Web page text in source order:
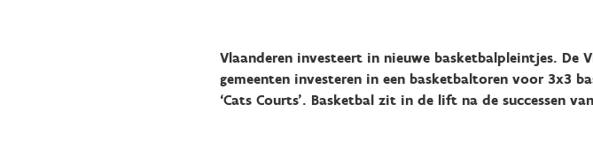
Vlaanderen investeert in nieuwe basketbalpleintjes. De
gemeenten investeren in een basketbaltoren voor 3x3
‘Cats Courts’. Basketbal zit in de lift na de successen